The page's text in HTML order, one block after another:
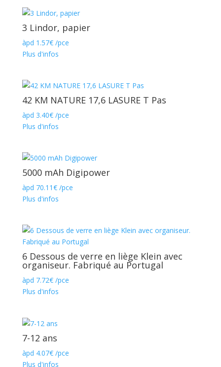
3 Lindor, papier
àpd 1.57€/pce
Plus d'infos
42 KM NATURE 17,6 LASURE T Pas
àpd 3.40€/pce
Plus d'infos
5000 mAh Digipower
àpd 70.11€/pce
Plus d'infos
6 Dessous de verre en liège Klein avec
organiseur. Fabriqué au Portugal
àpd 7.72€/pce
Plus d'infos
7-12 ans
àpd 4.07€/pce
Plus d'infos